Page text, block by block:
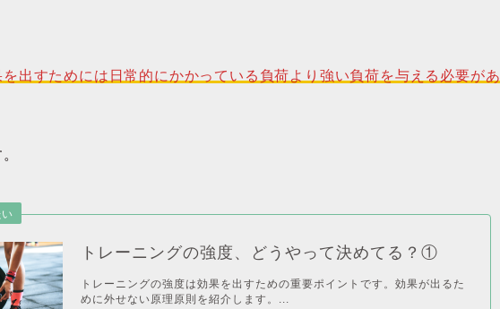
を出すためには日常的にかかっている負荷より強い負荷を与える必要があ
トレーニングの強度、どうやって決めてる？①
トレーニングの強度は効果を出すための重要ポイントです。効果が出るた
めに外せない原理原則を紹介します。...